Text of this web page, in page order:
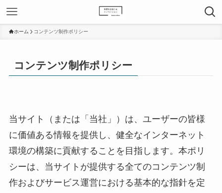
ホーム コンテンツ制作ポリシー
コンテンツ制作ポリシー
当サイト（または「当社」）は、ユーザーの皆様
に価値ある情報を提供し、健全なインターネット
環境の構築に貢献することを目指します。本ポリ
シーは、当サイトが提供する全てのコンテンツ制
作およびサービス運営における基本的な指針を定